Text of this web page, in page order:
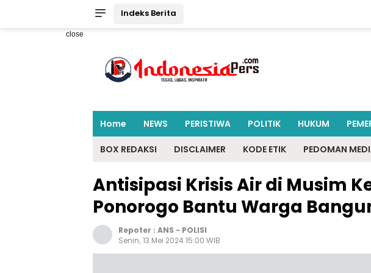
Indeks Berita
close
Home NEWS PERISTIWA POLITIK HUKUM
BOX REDAKSI DISCLAIMER KODE ETIK PEDOMAN
Antisipasi Krisis Air di Musim
Ponorogo Bantu Warga
Repoter : ANS - POLISI
Senin, 13 Mei 2024 15:00 WIB